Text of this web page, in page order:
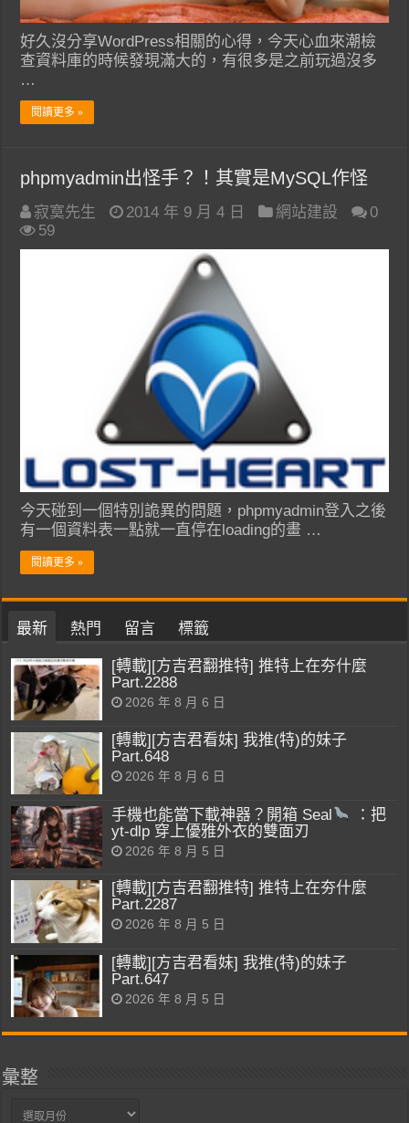
好久沒分享WordPress相關的心得，今天心血來潮檢
查資料庫的時候發現滿大的，有很多是之前玩過沒多
…
閱讀更多 »
phpmyadmin出怪手？！其實是MySQL作怪
寂寞先生 2014 年 9 月 4 日 網站建設
0
59
今天碰到一個特別詭異的問題，phpmyadmin登入之後
有一個資料表一點就一直停在loading的畫 …
閱讀更多 »
最新 熱門 留言 標籤
[轉載][方吉君翻推特] 推特上在夯什麼
Part.2288
2026 年 8 月 6 日
[轉載][方吉君看妹] 我推(特)的妹子
Part.648
2026 年 8 月 6 日
手機也能當下載神器？開箱 Seal
：把
yt-dlp 穿上優雅外衣的雙面刃
2026 年 8 月 5 日
[轉載][方吉君翻推特] 推特上在夯什麼
Part.2287
2026 年 8 月 5 日
[轉載][方吉君看妹] 我推(特)的妹子
Part.647
2026 年 8 月 5 日
彙整
彙